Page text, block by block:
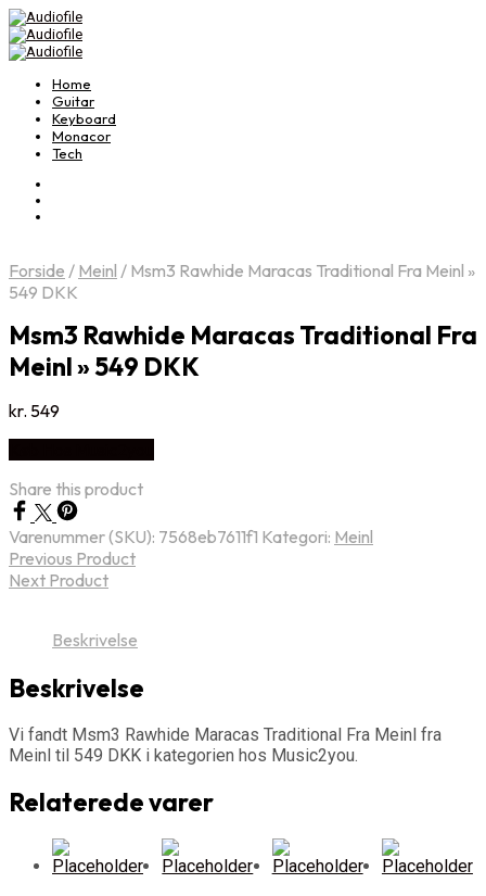
Home
Guitar
Keyboard
Monacor
Tech
Forside / Meinl / Msm3 Rawhide Maracas Traditional Fra Meinl »
549 DKK
Msm3 Rawhide Maracas Traditional Fra
Meinl » 549 DKK
kr. 549
Share this product
Varenummer (SKU): 7568eb7611f1 Kategori: Meinl
Previous Product
Next Product
Beskrivelse
Beskrivelse
Vi fandt Msm3 Rawhide Maracas Traditional Fra Meinl fra
Meinl til 549 DKK i kategorien hos Music2you.
Relaterede varer